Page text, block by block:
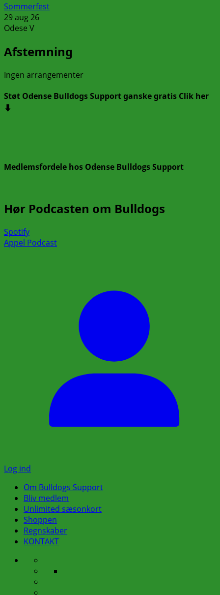
Sommerfest
29 aug 26
Odese V
Afstemning
Ingen arrangementer
Støt Odense Bulldogs Support ganske gratis Clik her
⬇️
Medlemsfordele hos Odense Bulldogs Support
Hør Podcasten om Bulldogs
Spotify
Appel Podcast
Log ind
Om Bulldogs Support
Bliv medlem
Unlimited sæsonkort
Shoppen
Regnskaber
KONTAKT
Om
Bulldogs
Support
Busture